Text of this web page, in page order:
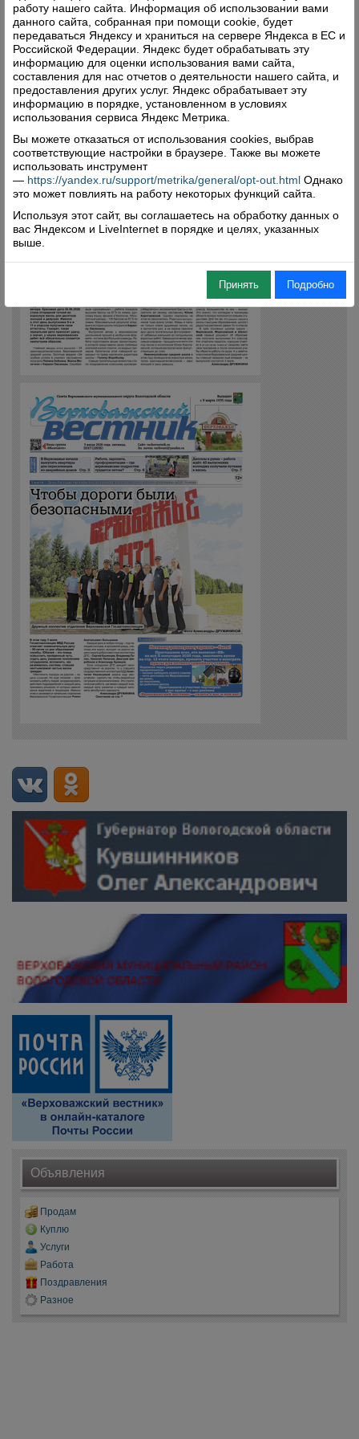
Объявления
Продам
Куплю
Услуги
Работа
Поздравления
Разное
работу нашего сайта. Информация об использовании вами
данного сайта, собранная при помощи cookie, будет
передаваться Яндексу и храниться на сервере Яндекса в ЕС и
Российской Федерации. Яндекс будет обрабатывать эту
информацию для оценки использования вами сайта,
составления для нас отчетов о деятельности нашего сайта, и
предоставления других услуг. Яндекс обрабатывает эту
информацию в порядке, установленном в условиях
использования сервиса Яндекс Метрика.
Вы можете отказаться от использования cookies, выбрав
соответствующие настройки в браузере. Также вы можете
использовать инструмент
— https://yandex.ru/support/metrika/general/opt-out.html Однако
это может повлиять на работу некоторых функций сайта.
Используя этот сайт, вы соглашаетесь на обработку данных о
вас Яндексом и LiveInternet в порядке и целях, указанных
выше.
Принять Подробно